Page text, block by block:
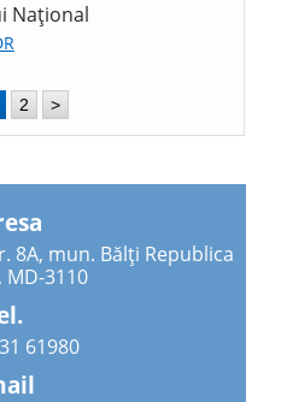
Național
2 >
8A, mun. Bălți Republica
MD-3110
61980